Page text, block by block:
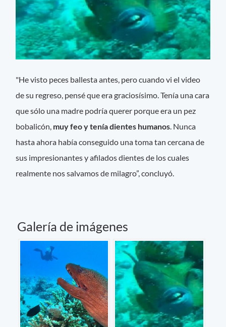
"He visto peces ballesta antes, pero cuando vi el video
de su regreso, pensé que era graciosísimo. Tenía una cara
que sólo una madre podría querer porque era un pez
bobalicón, muy feo y tenía dientes humanos . Nunca
hasta ahora había conseguido una toma tan cercana de
sus impresionantes y afilados dientes de los cuales
realmente nos salvamos de milagro”, concluyó.
Galería de imágenes